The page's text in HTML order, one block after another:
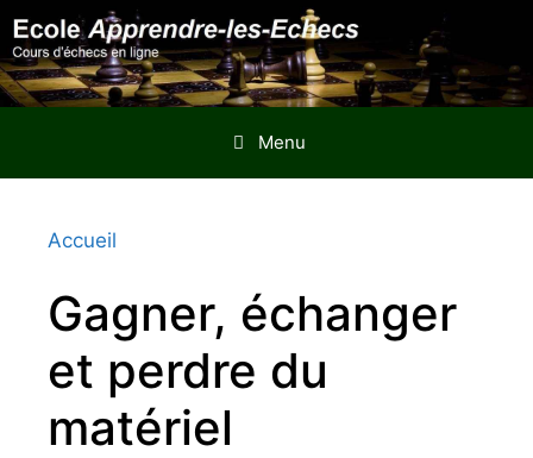
Aller
au
contenu
Menu
Accueil
Gagner, échanger
et perdre du
matériel